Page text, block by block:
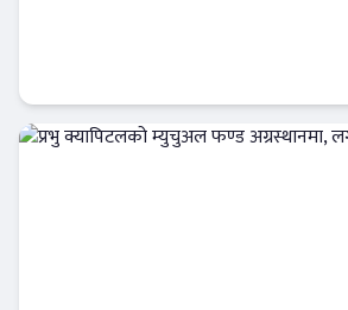
Banner News